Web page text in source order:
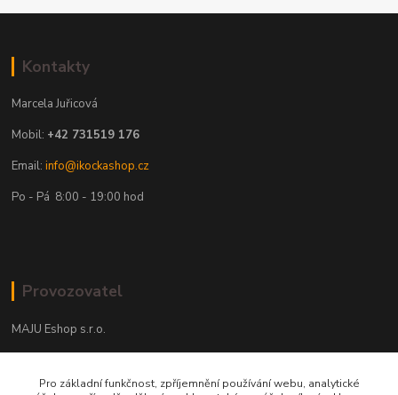
Kontakty
Marcela Juřicová
Mobil: +42 731519 176
Email:info@ikockashop.cz
Po - Pá 8:00 - 19:00 hod
Provozovatel
MAJU Eshop s.r.o.
702 00 Ostrava
Pro základní funkčnost, zpříjemnění používání webu, analytické